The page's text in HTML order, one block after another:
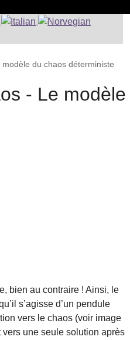
du chaos déterministe
- Le modèle
bien au contraire ! Ainsi, le
s’agisse d’un pendule
vers le chaos (voir image
vers une seule solution après